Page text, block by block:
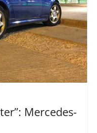
Mercedes-